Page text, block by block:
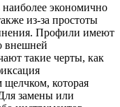
экономично
из-за простоты
Профили имеют
внешней
такие черты, как
которая
замены или